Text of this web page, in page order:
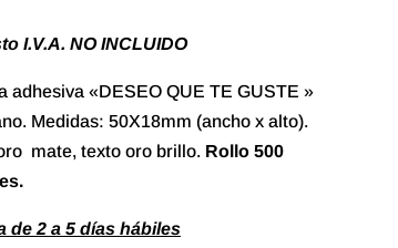
I.V.A. NO INCLUIDO
adhesiva «DESEO QUE TE GUSTE »
Medidas: 50X18mm (ancho x alto).
mate, texto oro brillo. Rollo 500
de 2 a 5 días hábiles